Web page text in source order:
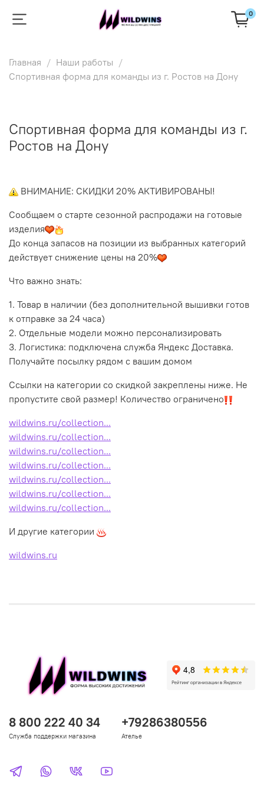
0
Главная
Наши работы
Спортивная форма для команды из г. Ростов на Дону
Спортивная форма для команды из г.
Ростов на Дону
ВНИМАНИЕ: СКИДКИ 20% АКТИВИРОВАНЫ!
Сообщаем о старте сезонной распродажи на готовые
изделия
До конца запасов на позиции из выбранных категорий
действует снижение цены на 20%
Что важно знать:
1. Товар в наличии (без дополнительной вышивки готов
к отправке за 24 часа)
2. Отдельные модели можно персонализировать
3. Логистика: подключена служба Яндекс Доставка.
Получайте посылку рядом с вашим домом
Ссылки на категории со скидкой закреплены ниже. Не
пропустите свой размер! Количество ограничено
wildwins.ru/collection...
wildwins.ru/collection...
wildwins.ru/collection...
wildwins.ru/collection...
wildwins.ru/collection...
wildwins.ru/collection...
wildwins.ru/collection...
И другие категории
wildwins.ru
8 800 222 40 34
Служба поддержки магазина
+79286380556
Ателье